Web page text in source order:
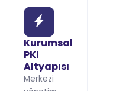
Kurumsal
PKI
Altyapısı
Merkezi